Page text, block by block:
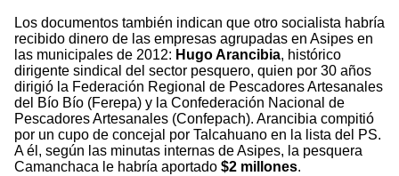
Los documentos también indican que otro socialista habría
recibido dinero de las empresas agrupadas en Asipes en
las municipales de 2012: Hugo Arancibia, histórico
dirigente sindical del sector pesquero, quien por 30 años
dirigió la Federación Regional de Pescadores Artesanales
del Bío Bío (Ferepa) y la Confederación Nacional de
Pescadores Artesanales (Confepach). Arancibia compitió
por un cupo de concejal por Talcahuano en la lista del PS.
A él, según las minutas internas de Asipes, la pesquera
Camanchaca le habría aportado $2 millones.